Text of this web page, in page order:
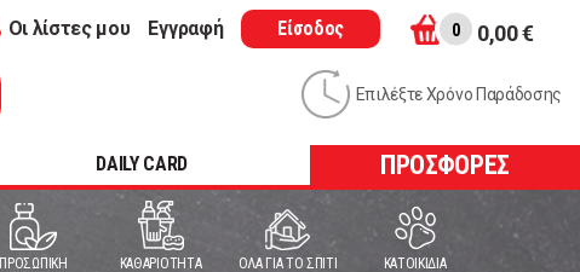
Οι λίστες μου Εγγραφή Είσοδος 0 0,00 €
Επιλέξτε Χρόνο Παράδοσης
DAILY CARD ΠΡΟΣΦΟΡΕΣ
ΠΡΟΣΩΠΙΚΗ
ΚΑΘΑΡΙΟΤΗΤΑ ΟΛΑ ΓΙΑ ΤΟ ΣΠΙΤΙ ΚΑΤΟΙΚΙΔΙΑ